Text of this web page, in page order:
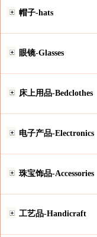
帽子-hats
眼镜-Glasses
床上用品-Bedclothes
电子产品-Electronics
珠宝饰品-Accessories
工艺品-Handicraft